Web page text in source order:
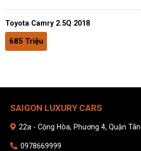
Toyota Camry 2.5Q 2018
685 Triệu
SAIGON LUXURY CARS
22a - Cộng Hòa, Phương 4, Quận
0978669999